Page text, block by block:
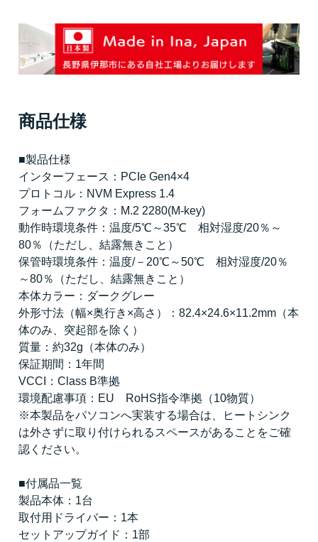
商品仕様
■製品仕様
インターフェース：PCIe Gen4×4
プロトコル：NVM Express 1.4
フォームファクタ：M.2 2280(M-key)
動作時環境条件：温度/5℃～35℃ 相対湿度/20％～
80％（ただし、結露無きこと）
保管時環境条件：温度/－20℃～50℃ 相対湿度/20％
～80％（ただし、結露無きこと）
本体カラー：ダークグレー
外形寸法（幅×奥行き×高さ）：82.4×24.6×11.2mm（本
体のみ、突起部を除く）
質量：約32g（本体のみ）
保証期間：1年間
VCCI：Class B準拠
環境配慮事項：EU RoHS指令準拠（10物質）
※本製品をパソコンへ実装する場合は、ヒートシンク
は外さずに取り付けられるスペースがあることをご確
認ください。
■付属品一覧
製品本体：1台
取付用ドライバー：1本
セットアップガイド：1部